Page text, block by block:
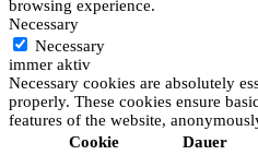
browsing experience.
Necessary
Necessary
immer aktiv
Necessary cookies are absolutely
properly. These cookies ensure
features of the website,
Cookie
Dauer